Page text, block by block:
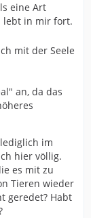
eine Art
lebt in mir fort.
mit der Seele
an, da das
im
hier völlig.
es mit zu
Tieren wieder
geredet? Habt